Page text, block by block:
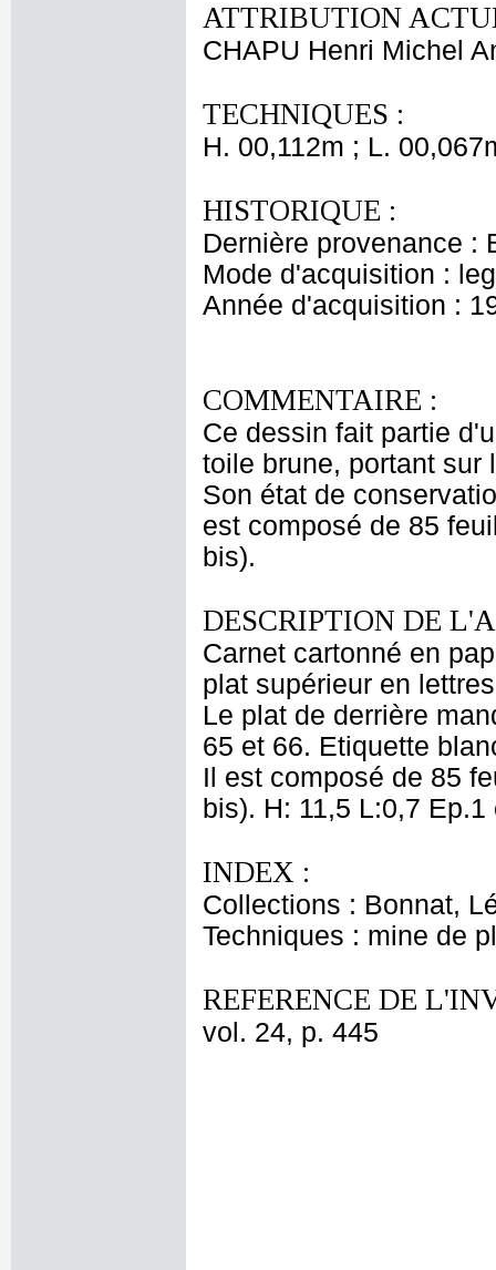
ATTRIBUTION
CHAPU Henri Michel
TECHNIQUES :
H. 00,112m ; L.
HISTORIQUE :
Dernière provenance :
Mode d'acquisition :
Année d'acquisition :
COMMENTAIRE :
Ce dessin fait partie
toile brune, portant sur
Son état de
est composé de 85
bis).
DESCRIPTION DE
Carnet cartonné en
plat supérieur en
Le plat de derrière
65 et 66. Etiquette
Il est composé de 85
bis). H: 11,5 L:0,7 Ep.1
INDEX :
Collections : Bonnat,
Techniques : mine de
REFERENCE DE
vol. 24, p. 445